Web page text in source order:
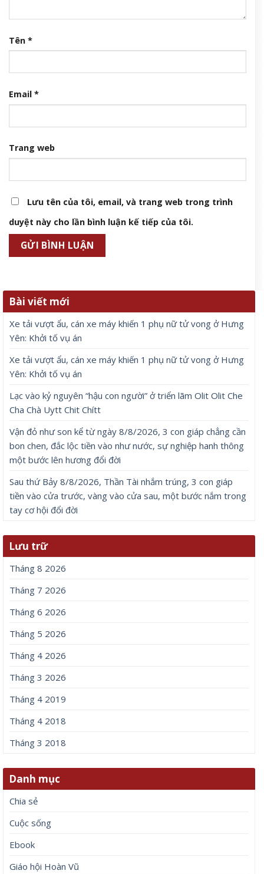
Tên *
Email *
Trang web
Lưu tên của tôi, email, và trang web trong trình
duyệt này cho lần bình luận kế tiếp của tôi.
Bài viết mới
Xe tải vượt ẩu, cán xe máy khiến 1 phụ nữ tử vong ở Hưng
Yên: Khởi tố vụ án
Xe tải vượt ẩu, cán xe máy khiến 1 phụ nữ tử vong ở Hưng
Yên: Khởi tố vụ án
Lạc vào kỷ nguyên “hậu con người” ở triển lãm Olit Olit Che
Cha Chà Uytt Chit Chítt
Vận đỏ như son kể từ ngày 8/8/2026, 3 con giáp chẳng cần
bon chen, đắc lộc tiền vào như nước, sự nghiệp hanh thông
một bước lên hương đổi đời
Sau thứ Bảy 8/8/2026, Thần Tài nhắm trúng, 3 con giáp
tiền vào cửa trước, vàng vào cửa sau, một bước nắm trong
tay cơ hội đổi đời
Lưu trữ
Tháng 8 2026
Tháng 7 2026
Tháng 6 2026
Tháng 5 2026
Tháng 4 2026
Tháng 3 2026
Tháng 4 2019
Tháng 4 2018
Tháng 3 2018
Danh mục
Chia sẻ
Cuộc sống
Ebook
Giáo hội Hoàn Vũ